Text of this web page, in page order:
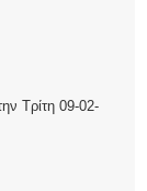
Τρίτη 09-02-